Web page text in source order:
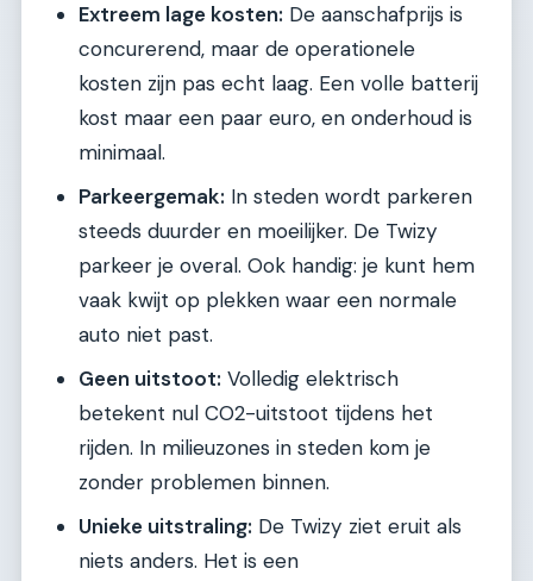
Extreem lage kosten: De aanschafprijs is
concurerend, maar de operationele
kosten zijn pas echt laag. Een volle batterij
kost maar een paar euro, en onderhoud is
minimaal.
Parkeergemak: In steden wordt parkeren
steeds duurder en moeilijker. De Twizy
parkeer je overal. Ook handig: je kunt hem
vaak kwijt op plekken waar een normale
auto niet past.
Geen uitstoot: Volledig elektrisch
betekent nul CO2-uitstoot tijdens het
rijden. In milieuzones in steden kom je
zonder problemen binnen.
Unieke uitstraling: De Twizy ziet eruit als
niets anders. Het is een